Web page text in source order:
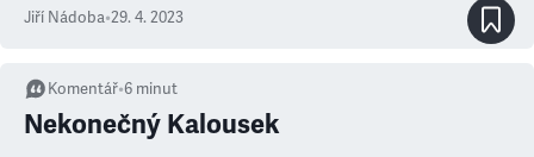
Jiří Nádoba•29. 4. 2023
Komentář•6 minut
Nekonečný Kalousek